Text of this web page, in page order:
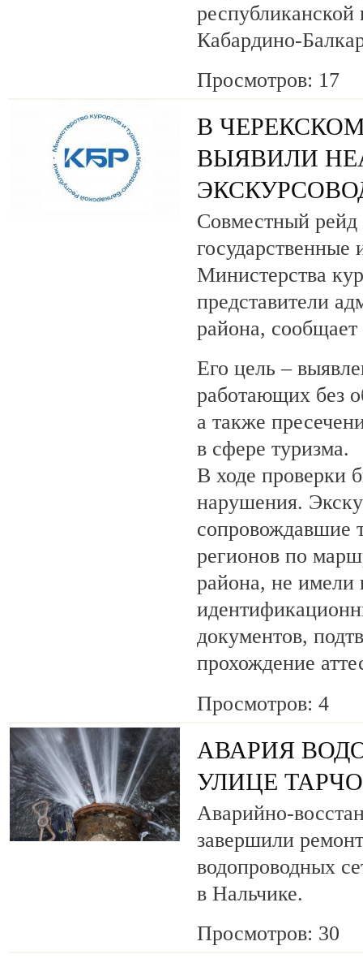
Кабардино-
Просмотров: 17
В
ВЫЯВИЛИ
Совместный рейд
государственные
Министерства
представители
района,
Его цель –
работающих без
а также
в сфере туризма.
В ходе проверки
нарушения.
сопровождавшие
регионов по
района, не имели
документов,
прохождение
Просмотров: 4
АВАРИЯ
УЛИЦЕ
Аварийно-
завершили
водопроводных
в Нальчике.
Просмотров: 30